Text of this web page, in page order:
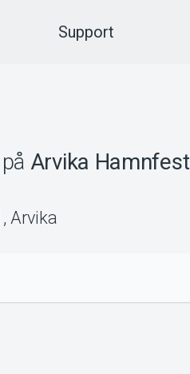
Support
på Arvika Hamnfest
, Arvika